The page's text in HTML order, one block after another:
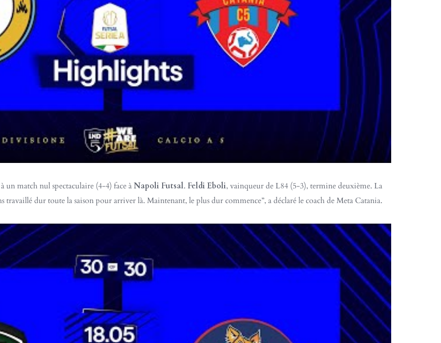
un match nul spectaculaire (4-4) face àNapoli Futsal. Feldi Eboli, vainqueur de L84 (5-3), termine deuxième. La
travaillé dur toute la saison pour arriver là. Maintenant, le plus dur commence”, a déclaré le coach de Meta Catania.